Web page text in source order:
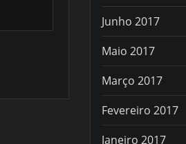
Junho 2017
Maio 2017
Março 2017
Fevereiro 2017
Janeiro 2017